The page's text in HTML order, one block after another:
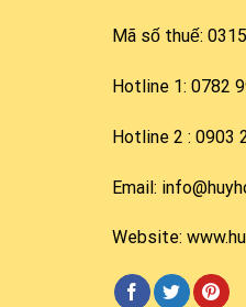
Mã số thuế:
Hotline 1: 0782
Hotline 2 : 0903
Email:
Website: